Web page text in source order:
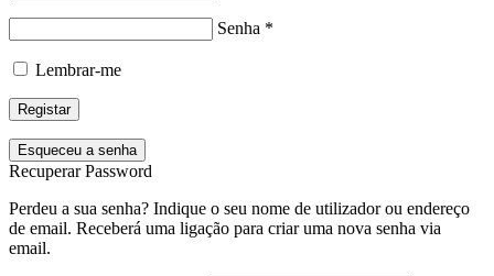
Senha *
Lembrar-me
Registar
Esqueceu a senha
Recuperar Password
Perdeu a sua senha? Indique o seu nome de utilizador ou endereço
de email. Receberá uma ligação para criar uma nova senha via
email.